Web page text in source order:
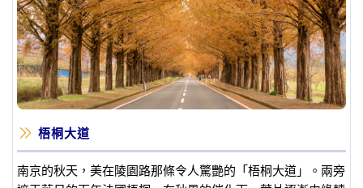
梧桐大道
南京的秋天，美在陵園路那條令人驚艷的「梧桐大道」。兩旁